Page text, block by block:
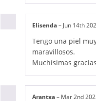
Elisenda – Jun 14th
Tengo una piel
maravillosos.
Muchísimas gracias
Arantxa – Mar 2nd